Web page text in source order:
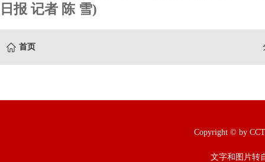
日报 记者 陈 雪)
首页
Copyright © by
文字和图片转